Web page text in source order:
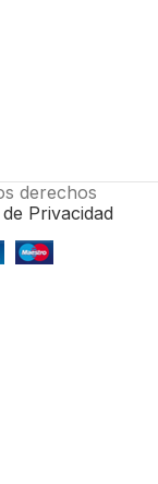
derechos
Privacidad